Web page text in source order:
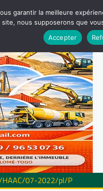
HAAC/07-2022/pl/P
garantir la meilleure
site, nous supposerons que
Accepter